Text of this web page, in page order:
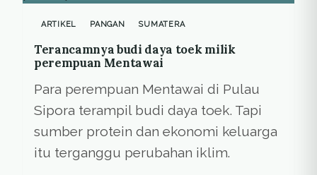
ARTIKEL PANGAN SUMATERA
Terancamnya budi daya toek milik
perempuan Mentawai
Para perempuan Mentawai di Pulau
Sipora terampil budi daya toek. Tapi
sumber protein dan ekonomi keluarga
itu terganggu perubahan iklim.